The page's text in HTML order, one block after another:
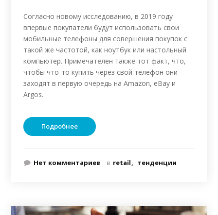
Согласно новому исследованию, в 2019 году
впервые покупатели будут использовать свои
мобильные телефоны для совершения покупок с
такой же частотой, как ноутбук или настольный
компьютер. Примечателен также тот факт, что,
чтобы что-то купить через свой телефон они
заходят в первую очередь на Amazon, eBay и
Argos.
Подробнее
Нет комментариев в retail тенденции